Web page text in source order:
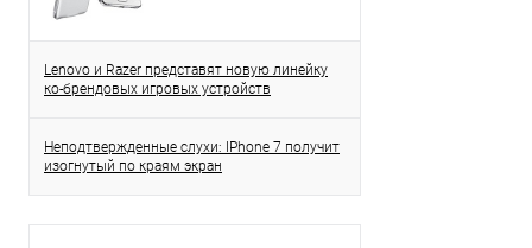
Lenovo и Razer представят новую линейку
ко-брендовых игровых устройств
Неподтвержденные слухи: IPhone 7 получит
изогнутый по краям экран